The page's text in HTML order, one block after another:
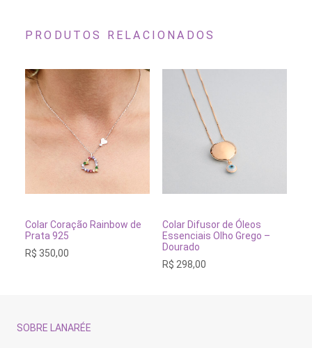
PRODUTOS RELACIONADOS
ADICIONAR AO CARRINHO
Colar Coração Rainbow de
Prata 925
R$ 350,00
VER OPÇÕES
tem
várias
variantes.
opções
Colar Difusor de Óleos
Essenciais Olho Grego –
Dourado
R$ 298,00
SOBRE LANARÉE